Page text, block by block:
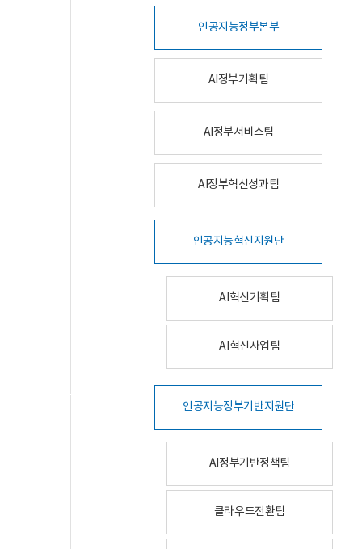
인공지능정부본부
AI정부기획팀
AI정부서비스팀
AI정부혁신성과팀
인공지능혁신지원단
AI혁신기획팀
AI혁신사업팀
인공지능정부기반지원단
AI정부기반정책팀
클라우드전환팀